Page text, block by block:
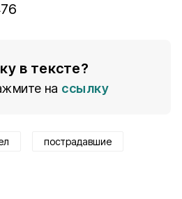
в тексте?
на ссылку
пострадавшие